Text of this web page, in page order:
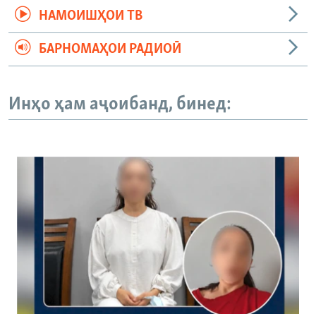
НАМОИШҲОИ ТВ
БАРНОМАҲОИ РАДИОӢ
Инҳо ҳам аҷоибанд, бинед: